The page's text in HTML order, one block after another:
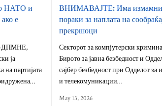
НАТО и
е
ДПМНЕ,
ја
на партијата
ВНИМАВАЈТЕ: Има
пораки за наплата на
прекршоци
Секторот за компјутерски
Бирото за јавна безбедност и
сајбер безбедност при Одделот
и телекомуникации…
May 13, 2026